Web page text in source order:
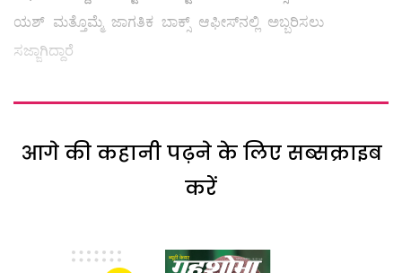
ಯಶ್ ಮತ್ತೊಮ್ಮೆ ಜಾಗತಿಕ ಬಾಕ್ಸ್ ಆಫೀಸ್‌ನಲ್ಲಿ ಅಬ್ಬರಿಸಲು
ಸಜ್ಜಾಗಿದ್ದಾರೆ
आगे की कहानी पढ़ने के लिए सब्सक्राइब
करें